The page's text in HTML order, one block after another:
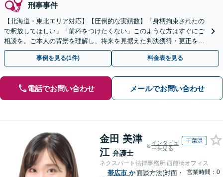
刑事事件
【北海道・東北エリア対応】【圧倒的な実績数】「身柄拘束されたの
で釈放してほしい」「前科をつけたくない」このような方はすぐにご
相談を。ご本人の背景を理解し、将来を見据えた判決獲得・更正をサ
ポートいたします。【初回60分無料相談】
事例を見る(1件) 料金表を見る
電話でお問い合わせ メールでお問い合わせ
金田 美津
江 弁護士
インタビュ
ーを見る
千葉県
ネクスパート法律事務所 西船橋オフィス
帯広市 か面談方法(対面・
営業時間：0